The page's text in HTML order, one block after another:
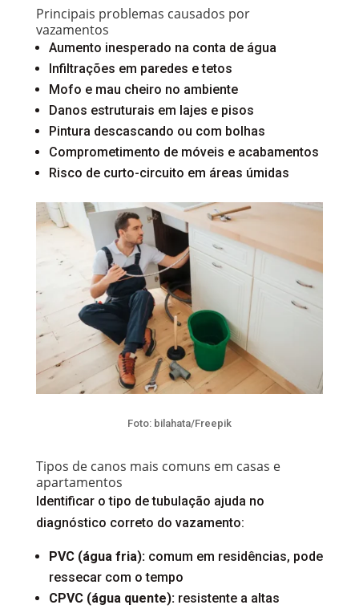
Principais problemas causados por
vazamentos
Aumento inesperado na conta de água
Infiltrações em paredes e tetos
Mofo e mau cheiro no ambiente
Danos estruturais em lajes e pisos
Pintura descascando ou com bolhas
Comprometimento de móveis e acabamentos
Risco de curto-circuito em áreas úmidas
Foto: bilahata/Freepik
Tipos de canos mais comuns em casas e
apartamentos
Identificar o tipo de tubulação ajuda no
diagnóstico correto do vazamento:
PVC (água fria):comum em residências, pode
ressecar com o tempo
CPVC (água quente):resistente a altas